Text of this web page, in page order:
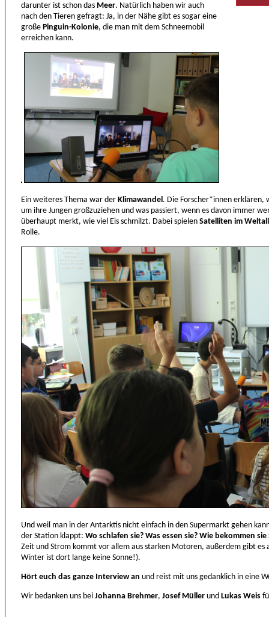
darunter ist schon das Meer. Natürlich haben wir auch
nach den Tieren gefragt: Ja, in der Nähe gibt es sogar eine
große Pinguin-Kolonie, die man mit dem Schneemobil
erreichen kann.
Ein weiteres Thema war der Klimawandel. Die Forscher*innen erklären,
um ihre Jungen großzuziehen und was passiert, wenn es davon immer
überhaupt merkt, wie viel Eis schmilzt. Dabei spielen Satelliten im Weltall
Rolle.
Und weil man in der Antarktis nicht einfach in den Supermarkt gehen
der Station klappt: Wo schlafen sie? Was essen sie? Wie bekommen sie
Zeit und Strom kommt vor allem aus starken Motoren, außerdem gibt es
Winter ist dort lange keine Sonne!).
Hört euch das ganze Interview an und reist mit uns gedanklich in eine
Wir bedanken uns bei Johanna Brehmer, Josef Müller und Lukas Weis